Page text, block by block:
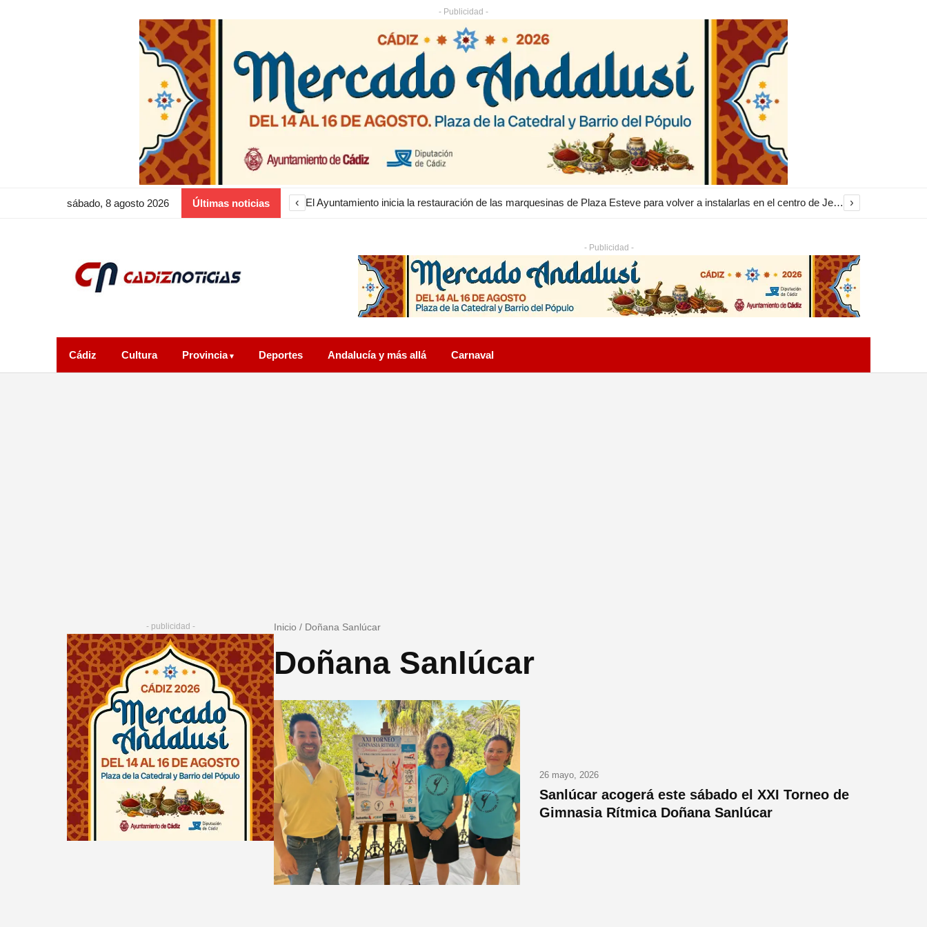
- Publicidad -
sábado, 8 agosto 2026 Últimas noticias ‹ El Ayuntamiento inicia la restauración de las marquesinas de Plaza Esteve para volver a instalarlas en el centro de Jerez ›
- Publicidad -
Cádiz Cultura Provincia Deportes Andalucía y más allá Carnaval
- publicidad - Inicio / Doñana Sanlúcar
Doñana Sanlúcar
26 mayo, 2026
Sanlúcar acogerá este sábado el XXI Torneo de
Gimnasia Rítmica Doñana Sanlúcar